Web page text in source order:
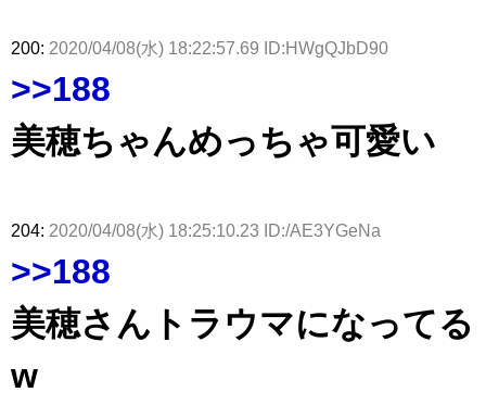
200: 2020/04/08(水) 18:22:57.69 ID:HWgQJbD90
>>188
美穂ちゃんめっちゃ可愛い
204: 2020/04/08(水) 18:25:10.23 ID:/AE3YGeNa
>>188
美穂さんトラウマになってる
w